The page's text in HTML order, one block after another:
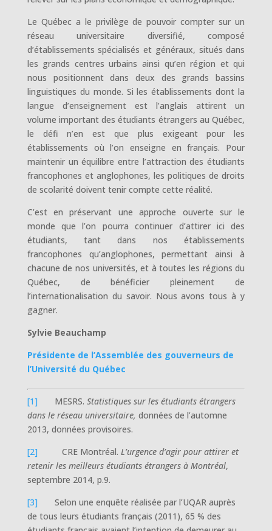
Le Québec a le privilège de pouvoir compter sur un
réseau universitaire diversifié, composé
d’établissements spécialisés et généraux, situés dans
les grands centres urbains ainsi qu’en région et qui
nous positionnent dans deux des grands bassins
linguistiques du monde. Si les établissements dont la
langue d’enseignement est l’anglais attirent un
volume important des étudiants étrangers au Québec,
le défi n’en est que plus exigeant pour les
établissements où l’on enseigne en français. Pour
maintenir un équilibre entre l’attraction des étudiants
francophones et anglophones, les politiques de droits
de scolarité doivent tenir compte cette réalité.
C’est en préservant une approche ouverte sur le
monde que l’on pourra continuer d’attirer ici des
étudiants, tant dans nos établissements
francophones qu’anglophones, permettant ainsi à
chacune de nos universités, et à toutes les régions du
Québec, de bénéficier pleinement de
l’internationalisation du savoir. Nous avons tous à y
gagner.
Sylvie Beauchamp
Présidente de l’Assemblée des gouverneurs de
l’Université du Québec
[1] MESRS. Statistiques sur les étudiants étrangers
dans le réseau universitaire, données de l’automne
2013, données provisoires.
[2] CRE Montréal. L’urgence d’agir pour attirer et
retenir les meilleurs étudiants étrangers à Montréal,
septembre 2014, p.9.
[3] Selon une enquête réalisée par l’UQAR auprès
de tous leurs étudiants français (2011), 65 % des